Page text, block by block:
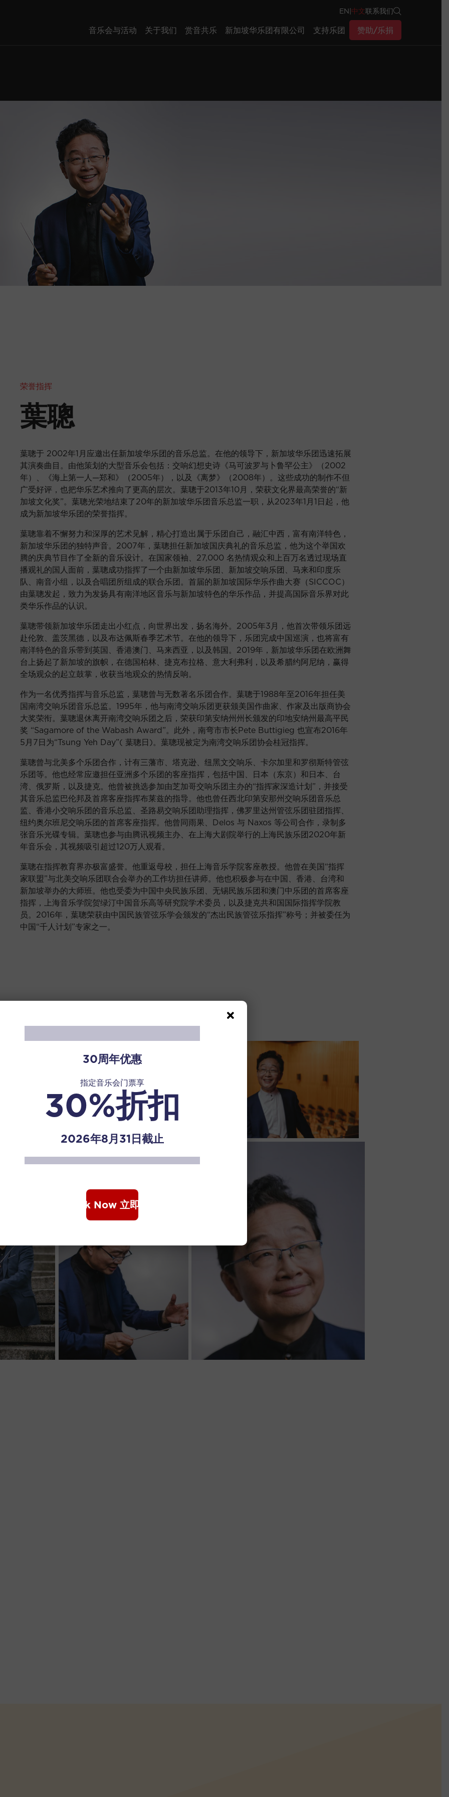
EN|中文联系我们
音乐会与活动 关于我们 赏音共乐 新加坡华乐团有限公司 支持乐团 赞助/乐捐
荣誉指挥
葉聰
葉聰于 2002年1月应邀出任新加坡华乐团的音乐总监。在他的领导下，新加坡华乐团迅速拓展
其演奏曲目。由他策划的大型音乐会包括：交响幻想史诗《马可波罗与卜鲁罕公主》（2002
年）、《海上第一人—郑和》（2005年），以及《离梦》（2008年）。这些成功的制作不但
广受好评，也把华乐艺术推向了更高的层次。葉聰于2013年10月，荣获文化界最高荣誉的“新
加坡文化奖”。葉聰光荣地结束了20年的新加坡华乐团音乐总监一职，从2023年1月1日起，他
成为新加坡华乐团的荣誉指挥。
葉聰靠着不懈努力和深厚的艺术见解，精心打造出属于乐团自己，融汇中西，富有南洋特色，
新加坡华乐团的独特声音。2007年，葉聰担任新加坡国庆典礼的音乐总监，他为这个举国欢
腾的庆典节目作了全新的音乐设计。在国家领袖、27,000 名热情观众和上百万名透过现场直
播观礼的国人面前，葉聰成功指挥了一个由新加坡华乐团、新加坡交响乐团、马来和印度乐
队、南音小组，以及合唱团所组成的联合乐团。首届的新加坡国际华乐作曲大赛（SICCOC）
由葉聰发起，致力为发扬具有南洋地区音乐与新加坡特色的华乐作品，并提高国际音乐界对此
类华乐作品的认识。
葉聰带领新加坡华乐团走出小红点，向世界出发，扬名海外。2005年3月，他首次带领乐团远
赴伦敦、盖茨黑德，以及布达佩斯春季艺术节。在他的领导下，乐团完成中国巡演，也将富有
南洋特色的音乐带到英国、香港澳门、马来西亚，以及韩国。2019年，新加坡华乐团在欧洲舞
台上扬起了新加坡的旗帜，在德国柏林、捷克布拉格、意大利弗利，以及希腊约阿尼纳，赢得
全场观众的起立鼓掌，收获当地观众的热情反响。
作为一名优秀指挥与音乐总监，葉聰曾与无数著名乐团合作。葉聰于1988年至2016年担任美
国南湾交响乐团音乐总监。1995年，他与南湾交响乐团更获颁美国作曲家、作家及出版商协会
大奖荣衔。葉聰退休离开南湾交响乐团之后，荣获印第安纳州州长颁发的印地安纳州最高平民
奖 “Sagamore of the Wabash Award”。此外，南弯市市长Pete Buttigieg 也宣布2016年
5月7日为“Tsung Yeh Day”( 葉聰日)。葉聰现被定为南湾交响乐团协会桂冠指挥。
葉聰曾与北美多个乐团合作，计有三藩市、塔克逊、纽黑文交响乐、卡尔加里和罗彻斯特管弦
乐团等。他也经常应邀担任亚洲多个乐团的客座指挥，包括中国、日本（东京）和日本、台
湾、俄罗斯，以及捷克。他曾被挑选参加由芝加哥交响乐团主办的“指挥家深造计划”，并接受
其音乐总监巴伦邦及首席客座指挥布莱兹的指导。他也曾任西北印第安那州交响乐团音乐总
监、香港小交响乐团的音乐总监、圣路易交响乐团助理指挥，佛罗里达州管弦乐团驻团指挥、
纽约奥尔班尼交响乐团的首席客座指挥。他曾同雨果、Delos 与 Naxos 等公司合作，录制多
张音乐光碟专辑。葉聰也参与由腾讯视频主办、在上海大剧院举行的上海民族乐团2020年新
年音乐会，其视频吸引超过120万人观看。
葉聰在指挥教育界亦极富盛誉。他重返母校，担任上海音乐学院客座教授。他曾在美国“指挥
家联盟”与北美交响乐团联合会举办的工作坊担任讲师。他也积极参与在中国、香港、台湾和
新加坡举办的大师班。他也受委为中国中央民族乐团、无锡民族乐团和澳门中乐团的首席客座
指挥，上海音乐学院贺绿汀中国音乐高等研究院学术委员，以及捷克共和国国际指挥学院教
员。2016年，葉聰荣获由中国民族管弦乐学会颁发的“杰出民族管弦乐指挥”称号；并被委任为
中国“千人计划”专家之一。
30周年优惠
指定音乐会门票享
30%折扣
2026年8月31日截止
Book Now 立即购票